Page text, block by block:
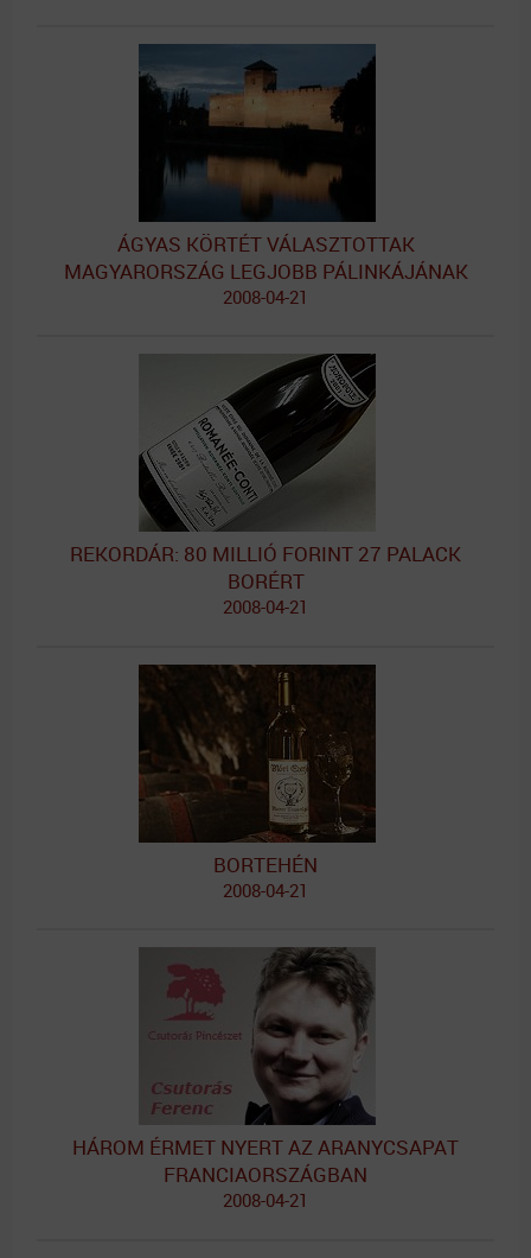
ÁGYAS KÖRTÉT VÁLASZTOTTAK
MAGYARORSZÁG LEGJOBB PÁLINKÁJÁNAK
2008-04-21
REKORDÁR: 80 MILLIÓ FORINT 27 PALACK
BORÉRT
2008-04-21
BORTEHÉN
2008-04-21
HÁROM ÉRMET NYERT AZ ARANYCSAPAT
FRANCIAORSZÁGBAN
2008-04-21